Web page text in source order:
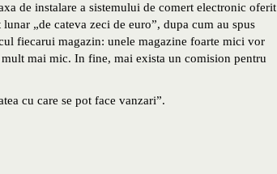
de instalare a sistemului de comert electronic oferit
„de cateva zeci de euro”, dupa cum au spus
fiecarui magazin: unele magazine foarte mici vor
mai mic. In fine, mai exista un comision pentru
cu care se pot face vanzari”.